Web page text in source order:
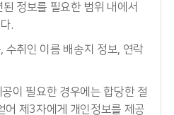
정보를 필요한 범위 내에서
.
취인 이름 배송지 정보, 연락
이 필요한 경우에는 합당한 절
어 제3자에게 개인정보를 제공